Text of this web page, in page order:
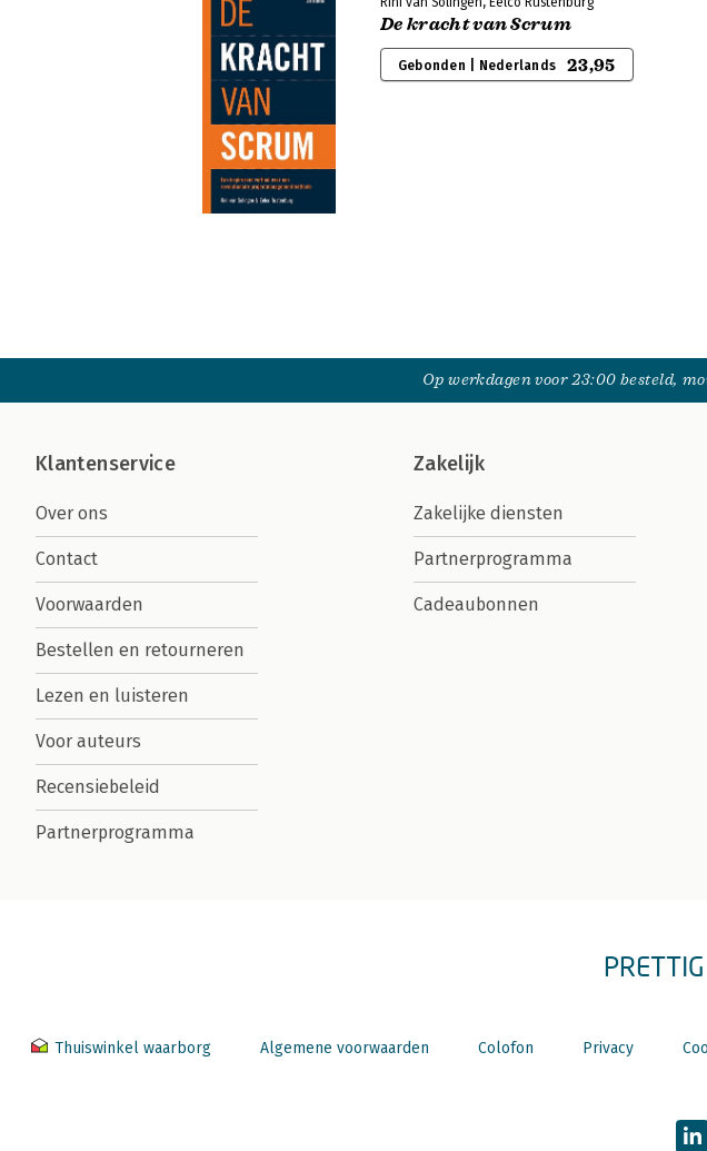
De kracht van Scrum
Gebonden | Nederlands 23,95
Op werkdagen voor 23:00 besteld,
Klantenservice
Over ons
Contact
Voorwaarden
Bestellen en retourneren
Lezen en luisteren
Voor auteurs
Recensiebeleid
Partnerprogramma
Zakelijk
Zakelijke diensten
Partnerprogramma
Cadeaubonnen
Thuiswinkel waarborg Algemene voorwaarden Colofon Privacy